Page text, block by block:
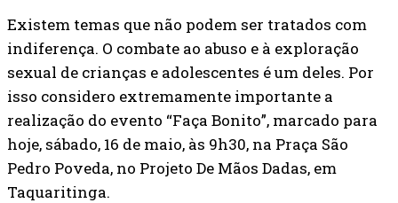
Existem temas que não podem ser tratados com
indiferença. O combate ao abuso e à exploração
sexual de crianças e adolescentes é um deles. Por
isso considero extremamente importante a
realização do evento “Faça Bonito”, marcado para
hoje, sábado, 16 de maio, às 9h30, na Praça São
Pedro Poveda, no Projeto De Mãos Dadas, em
Taquaritinga.